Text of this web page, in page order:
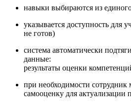
навыки выбираются из
указывается доступность для
не готов)
система автоматически
данные:
результаты оценки
при необходимости сотрудник
самооценку для актуализации